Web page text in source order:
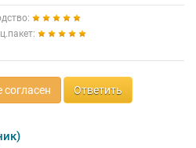
согласен Ответить